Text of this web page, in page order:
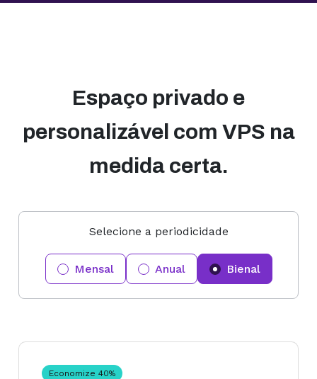
Espaço privado e
personalizável com VPS na
medida certa.
Selecione a periodicidade
Mensal Anual Bienal
Economize 40%